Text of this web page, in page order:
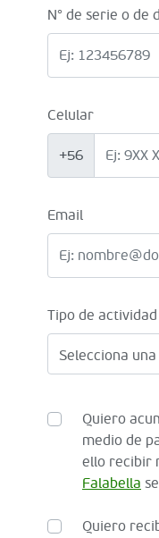
N° de serie o de
Celular
+56
Email
Tipo de actividad
Quiero
medio de
ello recibir
Falabella
Quiero